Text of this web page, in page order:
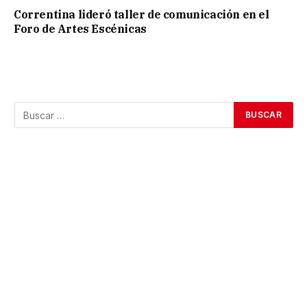
Correntina lideró taller de comunicación en el
Foro de Artes Escénicas